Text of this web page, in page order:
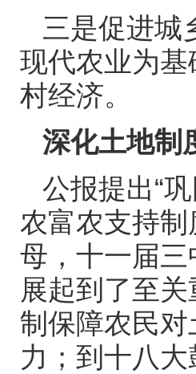
三是促进城
现代农业为
村经济。
深化土地制
公报提出“
农富农支持
母，十一届
展起到了至
制保障农民
力；到十八